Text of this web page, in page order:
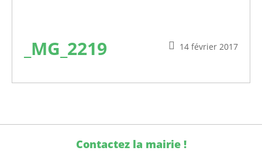
14 février 2017
_MG_2219
Contactez la mairie !